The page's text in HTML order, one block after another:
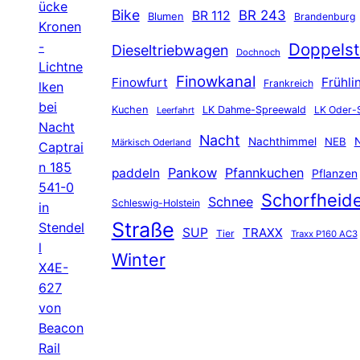
ücke
Kronen
-
Lichtne
lken
bei
Nacht
Captrai
n 185
541-0
in
Stendel
l
X4E-
627
von
Beacon
Rail
Bike Blumen BR 112 BR 243 Brandenburg
Dieseltriebwagen Dochnoch
Finowfurt Finowkanal Frankreich
Kuchen Leerfahrt LK Dahme-Spreewald LK Oder-
Märkisch Oderland Nacht Nachthimmel NEB
paddeln Pankow Pfannkuchen Pflanzen
Schleswig-Holstein Schnee
Straße SUP Tier TRAXX Traxx P160 AC3
Winter